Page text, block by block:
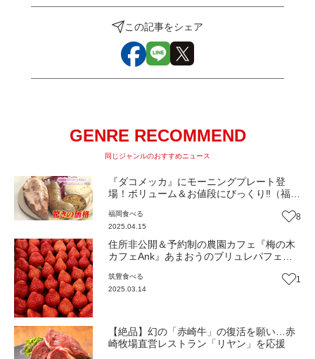
この記事をシェア
GENRE RECOMMEND
同じジャンルのおすすめニュース
『ダコメッカ』にモーニングプレート登
場！ボリューム＆お値段にびっくり‼（福岡
福岡食べる
2025.04.15
8
住所非公開＆予約制の農園カフェ『梅の木
カフェAnk』あまおうのブリュレパフェが
筑豊食べる
2025.03.14
1
【絶品】幻の「赤崎牛」の復活を願い…赤
崎牧場直営レストラン「リヤン」を応援